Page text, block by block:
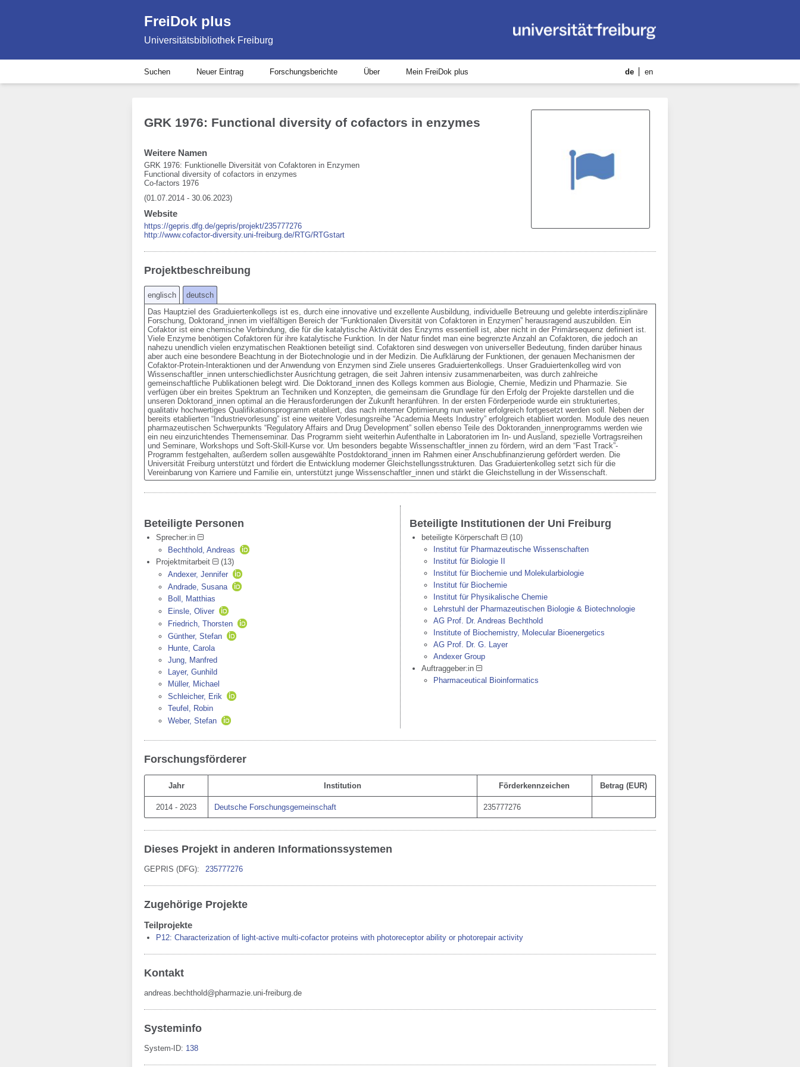
FreiDok plus
Universitätsbibliothek Freiburg
Suchen Neuer Eintrag Forschungsberichte Über Mein FreiDok plus de en
GRK 1976: Functional diversity of cofactors in enzymes
Weitere Namen
GRK 1976: Funktionelle Diversität von Cofaktoren in Enzymen
Functional diversity of cofactors in enzymes
Co-factors 1976
(01.07.2014 - 30.06.2023)
Website
https://gepris.dfg.de/gepris/projekt/235777276
http://www.cofactor-diversity.uni-freiburg.de/RTG/RTGstart
Projektbeschreibung
englisch
deutsch
Das Hauptziel des Graduiertenkollegs ist es, durch eine innovative und exzellente Ausbildung, individuelle Betreuung und gelebte interdisziplinäre
Forschung, Doktorand_innen im vielfältigen Bereich der “Funktionalen Diversität von Cofaktoren in Enzymen” herausragend auszubilden. Ein
Cofaktor ist eine chemische Verbindung, die für die katalytische Aktivität des Enzyms essentiell ist, aber nicht in der Primärsequenz definiert ist.
Viele Enzyme benötigen Cofaktoren für ihre katalytische Funktion. In der Natur findet man eine begrenzte Anzahl an Cofaktoren, die jedoch an
nahezu unendlich vielen enzymatischen Reaktionen beteiligt sind. Cofaktoren sind deswegen von universeller Bedeutung, finden darüber hinaus
aber auch eine besondere Beachtung in der Biotechnologie und in der Medizin. Die Aufklärung der Funktionen, der genauen Mechanismen der
Cofaktor-Protein-Interaktionen und der Anwendung von Enzymen sind Ziele unseres Graduiertenkollegs. Unser Graduiertenkolleg wird von
Wissenschaftler_innen unterschiedlichster Ausrichtung getragen, die seit Jahren intensiv zusammenarbeiten, was durch zahlreiche
gemeinschaftliche Publikationen belegt wird. Die Doktorand_innen des Kollegs kommen aus Biologie, Chemie, Medizin und Pharmazie. Sie
verfügen über ein breites Spektrum an Techniken und Konzepten, die gemeinsam die Grundlage für den Erfolg der Projekte darstellen und die
unseren Doktorand_innen optimal an die Herausforderungen der Zukunft heranführen. In der ersten Förderperiode wurde ein strukturiertes,
qualitativ hochwertiges Qualifikationsprogramm etabliert, das nach interner Optimierung nun weiter erfolgreich fortgesetzt werden soll. Neben der
bereits etablierten “Industrievorlesung” ist eine weitere Vorlesungsreihe “Academia Meets Industry” erfolgreich etabliert worden. Module des neuen
pharmazeutischen Schwerpunkts “Regulatory Affairs and Drug Development” sollen ebenso Teile des Doktoranden_innenprogramms werden wie
ein neu einzurichtendes Themenseminar. Das Programm sieht weiterhin Aufenthalte in Laboratorien im In- und Ausland, spezielle Vortragsreihen
und Seminare, Workshops und Soft-Skill-Kurse vor. Um besonders begabte Wissenschaftler_innen zu fördern, wird an dem “Fast Track”-
Programm festgehalten, außerdem sollen ausgewählte Postdoktorand_innen im Rahmen einer Anschubfinanzierung gefördert werden. Die
Universität Freiburg unterstützt und fördert die Entwicklung moderner Gleichstellungsstrukturen. Das Graduiertenkolleg setzt sich für die
Vereinbarung von Karriere und Familie ein, unterstützt junge Wissenschaftler_innen und stärkt die Gleichstellung in der Wissenschaft.
Beteiligte Personen
Sprecher:in
Bechthold, Andreas
Projektmitarbeit
(13)
Andexer, Jennifer
Andrade, Susana
Boll, Matthias
Einsle, Oliver
Friedrich, Thorsten
Günther, Stefan
Hunte, Carola
Jung, Manfred
Layer, Gunhild
Müller, Michael
Schleicher, Erik
Teufel, Robin
Weber, Stefan
Beteiligte Institutionen der Uni Freiburg
beteiligte Körperschaft
(10)
Institut für Pharmazeutische Wissenschaften
Institut für Biologie II
Institut für Biochemie und Molekularbiologie
Institut für Biochemie
Institut für Physikalische Chemie
Lehrstuhl der Pharmazeutischen Biologie & Biotechnologie
AG Prof. Dr. Andreas Bechthold
Institute of Biochemistry, Molecular Bioenergetics
AG Prof. Dr. G. Layer
Andexer Group
Auftraggeber:in
Pharmaceutical Bioinformatics
Forschungsförderer
Jahr Institution Förderkennzeichen Betrag (EUR)
2014 - 2023 Deutsche Forschungsgemeinschaft 235777276
Dieses Projekt in anderen Informationssystemen
GEPRIS (DFG): 235777276
Zugehörige Projekte
Teilprojekte
P12: Characterization of light-active multi-cofactor proteins with photoreceptor ability or photorepair activity
Kontakt
andreas.bechthold@pharmazie.uni-freiburg.de
Systeminfo
System-ID: 138